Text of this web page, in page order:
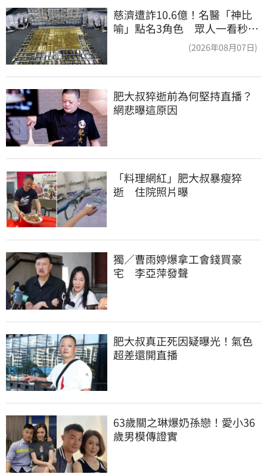
慈濟遭詐10.6億！名醫「神比
喻」點名3角色 眾人一看秒懂
(2026年08月07日)
肥大叔猝逝前為何堅持直播？
網悲曝這原因
「料理網紅」肥大叔暴瘦猝
逝　住院照片曝
獨／曹雨婷爆拿工會錢買豪
宅　李亞萍發聲
肥大叔真正死因疑曝光！氣色
超差還開直播
63歲關之琳爆奶孫戀！愛小36
歲男模傳證實